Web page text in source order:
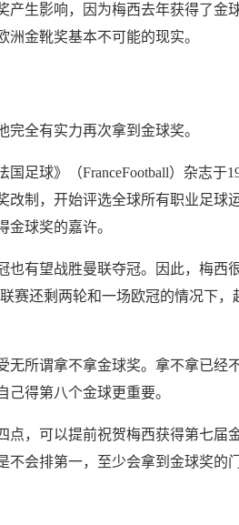
产生影响，因为梅西去年获得了金
金靴奖基本不可能的现实。
全有实力再次拿到金球奖。
足球》（FranceFootball）杂志于
改制，开始评选全球所有职业足球
球奖的嘉许。
也有望战胜曼联夺冠。因此，梅西
赛还剩两轮和一场欧冠的情况下，
无所谓拿不拿金球奖。拿不拿已经
得第八个金球更重要。
点，可以提前祝贺梅西获得第七届
会排第一，至少会拿到金球奖的门